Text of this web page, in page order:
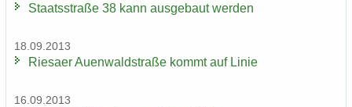
Staats­stra­ße 38 kann aus­ge­baut wer­den
18.09.2013
Rie­sa­er Au­en­wald­stra­ße kommt auf Linie
16.09.2013